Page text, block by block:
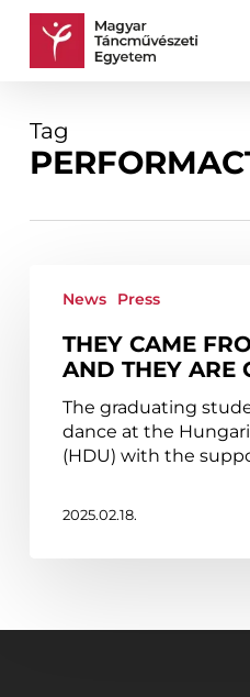
Skip
Cart
Tag
came
Portugal,
they
going
back
News Press
THEY CAME
AND THEY ARE
The graduating
dance at the
(HDU) with the
2025.02.18.